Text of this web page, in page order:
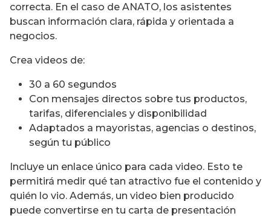
correcta. En el caso de ANATO, los asistentes
buscan información clara, rápida y orientada a
negocios.
Crea videos de:
30 a 60 segundos
Con mensajes directos sobre tus productos,
tarifas, diferenciales y disponibilidad
Adaptados a mayoristas, agencias o destinos,
según tu público
Incluye un enlace único para cada video. Esto te
permitirá medir qué tan atractivo fue el contenido y
quién lo vio. Además, un video bien producido
puede convertirse en tu carta de presentación